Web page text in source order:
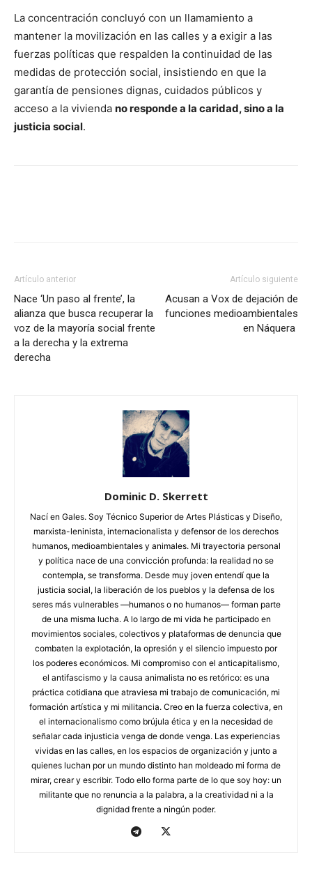
La concentración concluyó con un llamamiento a
mantener la movilización en las calles y a exigir a las
fuerzas políticas que respalden la continuidad de las
medidas de protección social, insistiendo en que la
garantía de pensiones dignas, cuidados públicos y
acceso a la vivienda no responde a la caridad, sino a la
justicia social.
Artículo anterior
Nace ‘Un paso al frente’, la
alianza que busca recuperar la
voz de la mayoría social frente
a la derecha y la extrema
derecha
Artículo siguiente
Acusan a Vox de dejación de
funciones medioambientales
en Náquera
Dominic D. Skerrett
Nací en Gales. Soy Técnico Superior de Artes Plásticas y Diseño,
marxista-leninista, internacionalista y defensor de los derechos
humanos, medioambientales y animales. Mi trayectoria personal
y política nace de una convicción profunda: la realidad no se
contempla, se transforma. Desde muy joven entendí que la
justicia social, la liberación de los pueblos y la defensa de los
seres más vulnerables —humanos o no humanos— forman parte
de una misma lucha. A lo largo de mi vida he participado en
movimientos sociales, colectivos y plataformas de denuncia que
combaten la explotación, la opresión y el silencio impuesto por
los poderes económicos. Mi compromiso con el anticapitalismo,
el antifascismo y la causa animalista no es retórico: es una
práctica cotidiana que atraviesa mi trabajo de comunicación, mi
formación artística y mi militancia. Creo en la fuerza colectiva, en
el internacionalismo como brújula ética y en la necesidad de
señalar cada injusticia venga de donde venga. Las experiencias
vividas en las calles, en los espacios de organización y junto a
quienes luchan por un mundo distinto han moldeado mi forma de
mirar, crear y escribir. Todo ello forma parte de lo que soy hoy: un
militante que no renuncia a la palabra, a la creatividad ni a la
dignidad frente a ningún poder.